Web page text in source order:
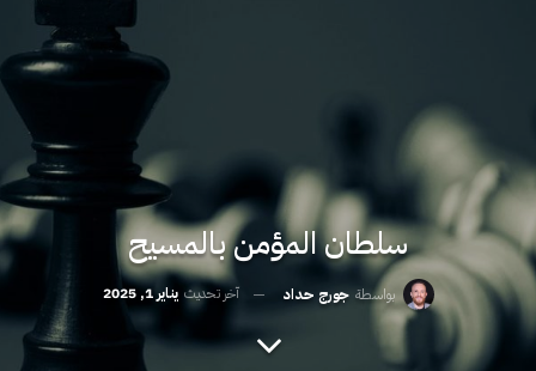
سلطان المؤمن بالمسيح
بواسطة جورج حداد آخر تحديث يناير 1, 2025